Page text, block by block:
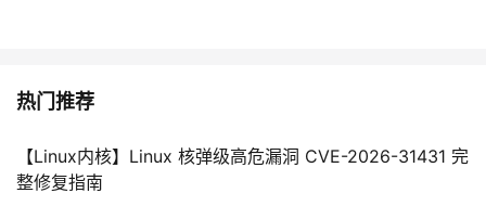
热门推荐
【Linux内核】Linux 核弹级高危漏洞 CVE-2026-31431 完
整修复指南